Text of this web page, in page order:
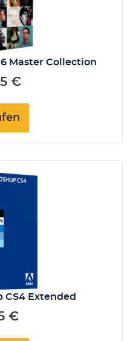
Master Collection
€
CS4 Extended
€